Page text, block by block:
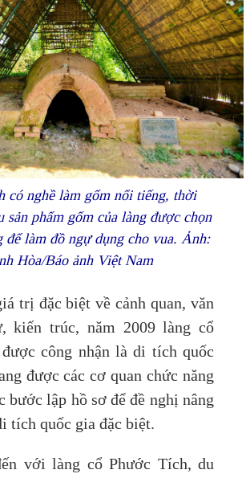
có nghề làm gốm nổi tiếng, thời
sản phẩm gốm của làng được chọn
để làm đồ ngự dụng cho vua. Ảnh:
Hòa/Báo ảnh Việt Nam
trị đặc biệt về cảnh quan, văn
kiến trúc, năm 2009 làng cổ
công nhận là di tích quốc
được các cơ quan chức năng
bước lập hồ sơ để đề nghị nâng
tích quốc gia đặc biệt.
với làng cổ Phước Tích, du